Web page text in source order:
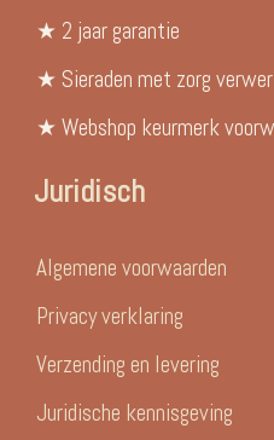
★ 2 jaar garantie
★ Sieraden met zorg
★ Webshop keurmerk
Juridisch
Algemene voorwaarden
Privacy verklaring
Verzending en levering
Juridische kennisgeving